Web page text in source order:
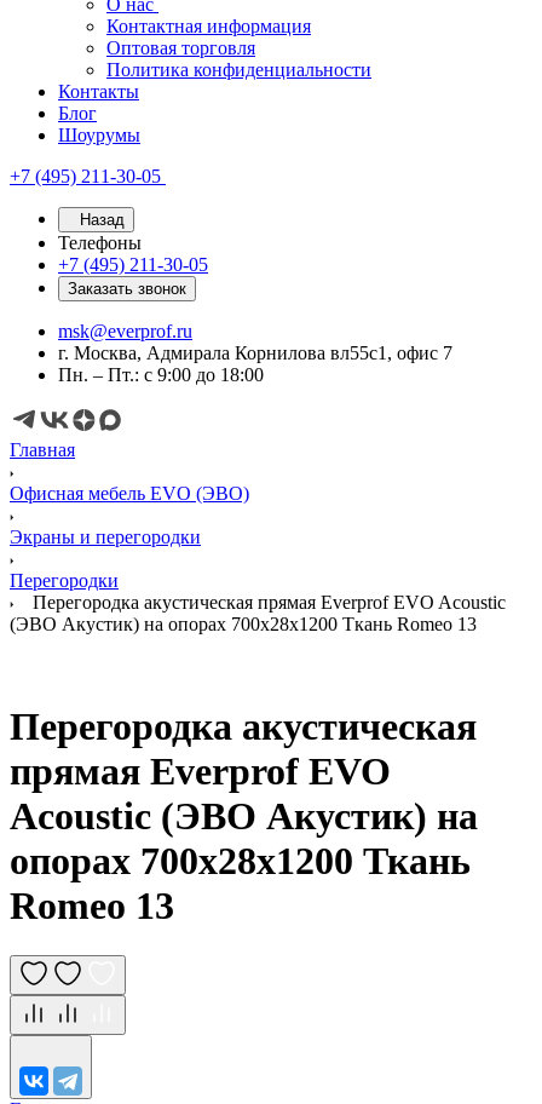
О нас
Контактная информация
Оптовая торговля
Политика конфиденциальности
Контакты
Блог
Шоурумы
+7 (495) 211-30-05
Назад
Телефоны
+7 (495) 211-30-05
Заказать звонок
msk@everprof.ru
г. Москва, Адмирала Корнилова вл55с1, офис 7
Пн. – Пт.: с 9:00 до 18:00
Главная
Офисная мебель EVO (ЭВО)
Экраны и перегородки
Перегородки
Перегородка акустическая прямая Everprof EVO Acoustic
(ЭВО Акустик) на опорах 700х28х1200 Ткань Romeo 13
Перегородка акустическая
прямая Everprof EVO
Acoustic (ЭВО Акустик) на
опорах 700х28х1200 Ткань
Romeo 13